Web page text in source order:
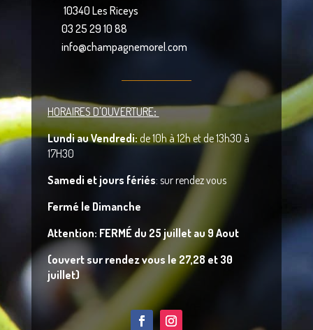
10340 Les Riceys
03 25 29 10 88
info@champagnemorel.com
HORAIRES D'OUVERTURE:
Lundi au Vendredi:de 10h à 12h et de 13h30 à
17H30
Samedi et jours fériés: sur rendez vous
Fermé le Dimanche
Attention: FERMÉ du 25 juillet au 9 Aout
(ouvert sur rendez vous le 27,28 et 30
juillet)